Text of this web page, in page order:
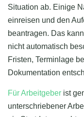
Situation ab. Einige
einreisen und den
beantragen. Das
nicht automatisch
Fristen, Terminlage
Dokumentation
Für Arbeitgeber ist
unterschriebener